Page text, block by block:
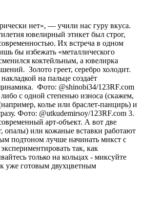
нет», — учили нас гуру вкуса.
ювелирный этикет был строг,
Их встреча в одном
бы избежать «металлического
коктейльным, а ювелирка
Золото греет, серебро холодит.
на пальце создаёт
Фото: @shinobi34/123RF.com
с одной степенью износа (скажем,
колье или браслет-панцирь) и
Фото: @utkudemirsoy/123RF.com 3.
арт-объект. А вот две
опалы) или кожаные вставки работают
подтоном лучше начинать микст с
так, как
только на кольцах - миксуйте
уже готовым двухцветным